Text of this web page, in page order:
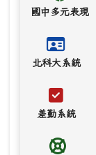
國中多元表現
北科大系統
差勤系統